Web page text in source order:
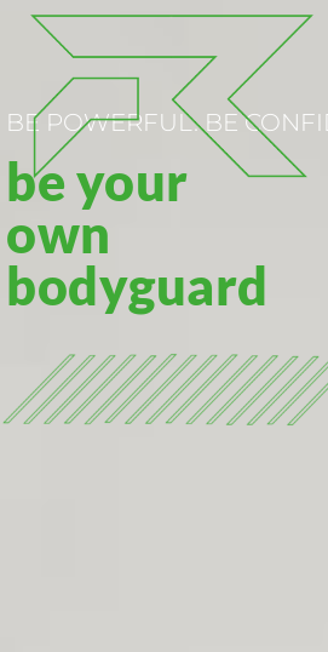
BE POWERFUL. BE
be your
own
bodyguard